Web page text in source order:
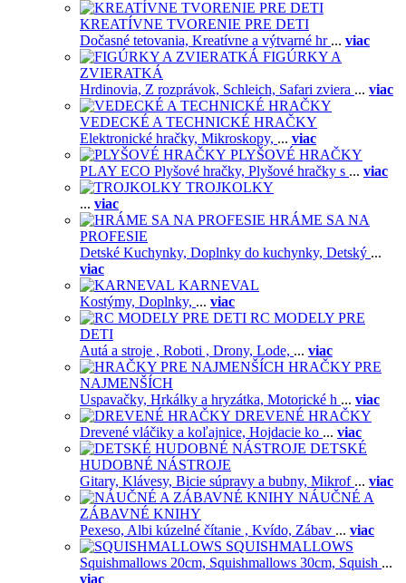
KREATÍVNE TVORENIE PRE DETI
Dočasné tetovania, Kreatívne a výtvarné hr ... viac
FIGÚRKY A
ZVIERATKÁ
Hrdinovia, Z rozprávok, Schleich, Safari zviera ... viac
VEDECKÉ A TECHNICKÉ HRAČKY
Elektronické hračky, Mikroskopy, ... viac
PLYŠOVÉ HRAČKY
PLAY ECO Plyšové hračky, Plyšové hračky s ... viac
TROJKOLKY
... viac
HRÁME SA NA
PROFESIE
Detské Kuchynky, Doplnky do kuchynky, Detský ...
viac
KARNEVAL
Kostýmy, Doplnky, ... viac
RC MODELY PRE
DETI
Autá a stroje , Roboti , Drony, Lode, ... viac
HRAČKY PRE
NAJMENŠÍCH
Uspavačky, Hrkálky a hryzátka, Motorické h ... viac
DREVENÉ HRAČKY
Drevené vláčiky a koľajnice, Hojdacie ko ... viac
DETSKÉ
HUDOBNÉ NÁSTROJE
Gitary, Klávesy, Bicie súpravy a bubny, Mikrof ... viac
NÁUČNÉ A
ZÁBAVNÉ KNIHY
Pexeso, Albi kúzelné čítanie , Kvído, Zábav ... viac
SQUISHMALLOWS
Squishmallows 20cm, Squishmallows 30cm, Squish ...
viac